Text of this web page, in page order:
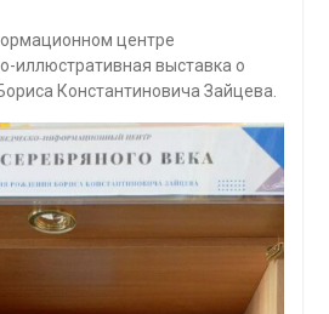
центре
иллюстративная выставка о
Константиновича Зайцева.